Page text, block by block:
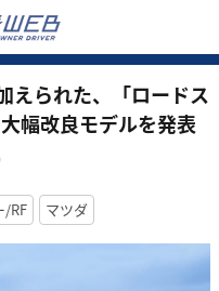
えられた、「ロードス
幅改良モデルを発表
/RF マツダ